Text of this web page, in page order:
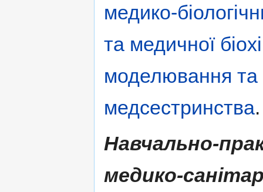
медико-
та медичної
моделювання та
медсестринства.
Навчально-
медико-